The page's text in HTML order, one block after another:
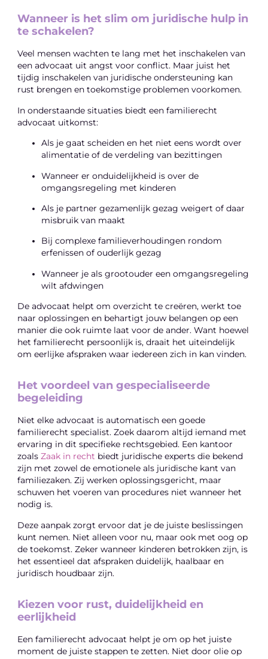
Wanneer is het slim om juridische hulp in
te schakelen?
Veel mensen wachten te lang met het inschakelen van
een advocaat uit angst voor conflict. Maar juist het
tijdig inschakelen van juridische ondersteuning kan
rust brengen en toekomstige problemen voorkomen.
In onderstaande situaties biedt een familierecht
advocaat uitkomst:
Als je gaat scheiden en het niet eens wordt over
alimentatie of de verdeling van bezittingen
Wanneer er onduidelijkheid is over de
omgangsregeling met kinderen
Als je partner gezamenlijk gezag weigert of daar
misbruik van maakt
Bij complexe familieverhoudingen rondom
erfenissen of ouderlijk gezag
Wanneer je als grootouder een omgangsregeling
wilt afdwingen
De advocaat helpt om overzicht te creëren, werkt toe
naar oplossingen en behartigt jouw belangen op een
manier die ook ruimte laat voor de ander. Want hoewel
het familierecht persoonlijk is, draait het uiteindelijk
om eerlijke afspraken waar iedereen zich in kan vinden.
Het voordeel van gespecialiseerde
begeleiding
Niet elke advocaat is automatisch een goede
familierecht specialist. Zoek daarom altijd iemand met
ervaring in dit specifieke rechtsgebied. Een kantoor
zoalsZaak in recht biedt juridische experts die bekend
zijn met zowel de emotionele als juridische kant van
familiezaken. Zij werken oplossingsgericht, maar
schuwen het voeren van procedures niet wanneer het
nodig is.
Deze aanpak zorgt ervoor dat je de juiste beslissingen
kunt nemen. Niet alleen voor nu, maar ook met oog op
de toekomst. Zeker wanneer kinderen betrokken zijn, is
het essentieel dat afspraken duidelijk, haalbaar en
juridisch houdbaar zijn.
Kiezen voor rust, duidelijkheid en
eerlijkheid
Een familierecht advocaat helpt je om op het juiste
moment de juiste stappen te zetten. Niet door olie op